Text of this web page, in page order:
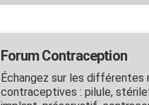
Forum Contraception
Échangez sur les différentes
contraceptives : pilule,